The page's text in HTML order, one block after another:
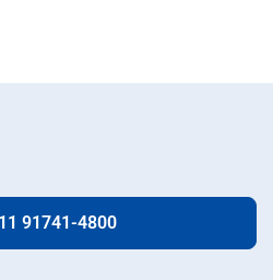
Telefonnummer:
91741-4800